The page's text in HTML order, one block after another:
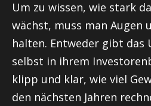
Um zu wissen, wie stark
wächst, muss man Augen
halten. Entweder gibt das
selbst in ihrem
klipp und klar, wie viel
den nächsten Jahren